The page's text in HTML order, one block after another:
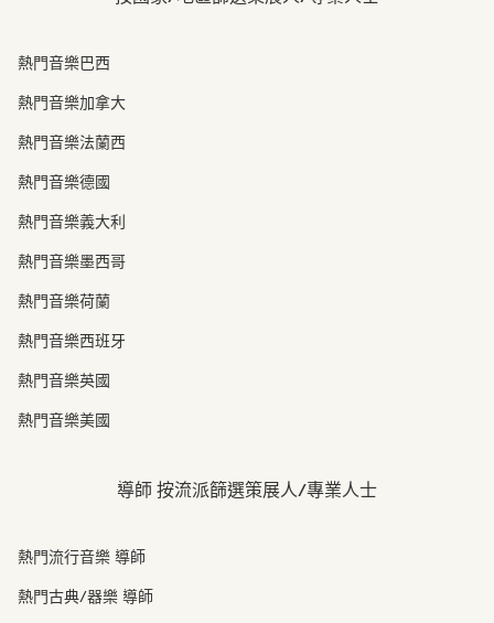
熱門音樂巴西
熱門音樂加拿大
熱門音樂法蘭西
熱門音樂德國
熱門音樂義大利
熱門音樂墨西哥
熱門音樂荷蘭
熱門音樂西班牙
熱門音樂英國
熱門音樂美國
導師 按流派篩選策展人/專業人士
熱門流行音樂 導師
熱門古典/器樂 導師